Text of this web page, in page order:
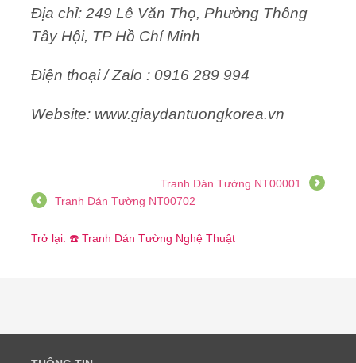
Địa chỉ: 249 Lê Văn Thọ, Phường Thông
Tây Hội, TP Hồ Chí Minh
Điện thoại / Zalo : 0916 289 994
Website: www.giaydantuongkorea.vn
Tranh Dán Tường NT00001
Tranh Dán Tường NT00702
Trở lại: ☎️ Tranh Dán Tường Nghệ Thuật